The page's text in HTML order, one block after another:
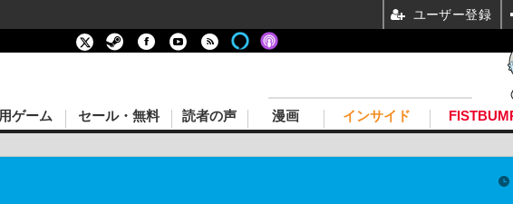
ゲーム セール・無料 読者の声 漫画 インサイド
ユーザー登録